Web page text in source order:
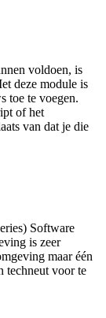
voldoen, is
deze module is
toe te voegen.
of het
van dat je die
Software
is zeer
maar één
techneut voor te